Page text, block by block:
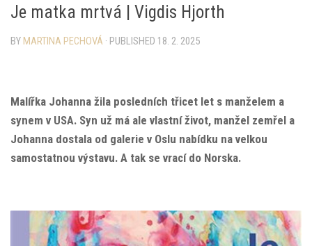
Je matka mrtvá | Vigdis Hjorth
BY MARTINA PECHOVÁ · PUBLISHED 18. 2. 2025
Malířka Johanna žila posledních třicet let s manželem a
synem v USA. Syn už má ale vlastní život, manžel zemřel a
Johanna dostala od galerie v Oslu nabídku na velkou
samostatnou výstavu. A tak se vrací do Norska.